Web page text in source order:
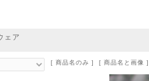
ェア
[ 商品名のみ ] [ 商品名と画像